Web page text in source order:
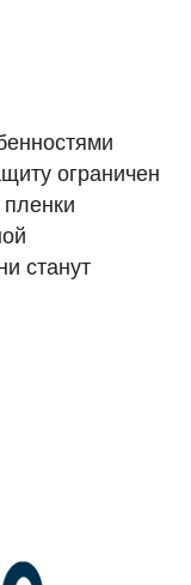
ограничен
станут